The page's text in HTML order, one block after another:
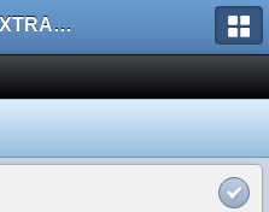
Форум EXTRACTOR.ru